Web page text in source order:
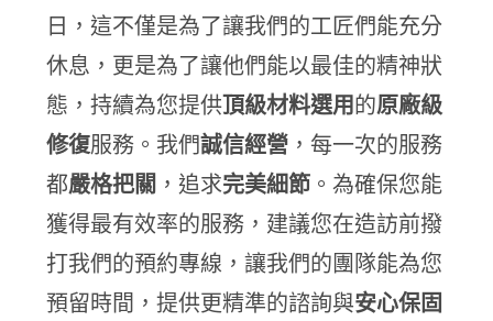
日，這不僅是為了讓我們的工匠們能充分
休息，更是為了讓他們能以最佳的精神狀
態，持續為您提供頂級材料選用的原廠級
修復服務。我們誠信經營 ，每一次的服務
都嚴格把關 ，追求完美細節 。為確保您能
獲得最有效率的服務，建議您在造訪前撥
打我們的預約專線，讓我們的團隊能為您
預留時間，提供更精準的諮詢與安心保固